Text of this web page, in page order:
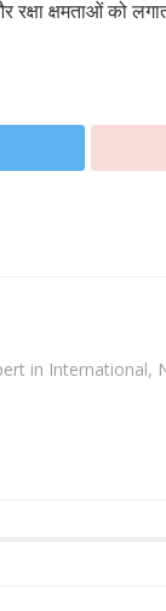
रक्षा क्षमताओं को
in International,